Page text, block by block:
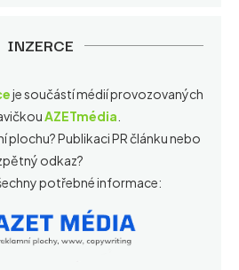
INZERCE
je součástí médií provozovaných
AZETmédia
plochu? Publikaci PR článku nebo
odkaz?
potřebné informace: